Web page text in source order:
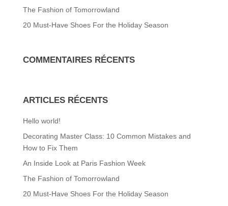
The Fashion of Tomorrowland
20 Must-Have Shoes For the Holiday Season
COMMENTAIRES RÉCENTS
ARTICLES RÉCENTS
Hello world!
Decorating Master Class: 10 Common Mistakes and
How to Fix Them
An Inside Look at Paris Fashion Week
The Fashion of Tomorrowland
20 Must-Have Shoes For the Holiday Season